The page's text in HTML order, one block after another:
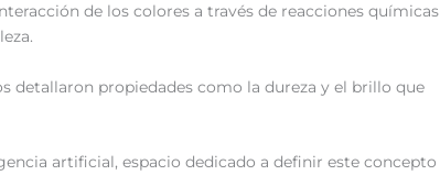
de los colores a través de reacciones químicas
detallaron propiedades como la dureza y el brillo que
artificial, espacio dedicado a definir este concepto